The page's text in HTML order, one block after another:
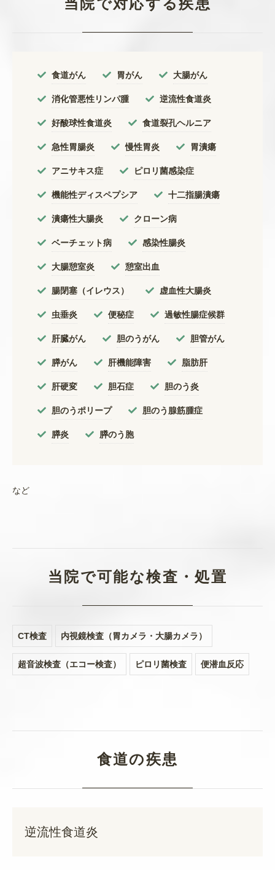
当院で対応する疾患
食道がん 胃がん 大腸がん
消化管悪性リンパ腫 逆流性食道炎
好酸球性食道炎 食道裂孔ヘルニア
急性胃腸炎 慢性胃炎 胃潰瘍
アニサキス症 ピロリ菌感染症
機能性ディスペプシア 十二指腸潰瘍
潰瘍性大腸炎 クローン病
ベーチェット病 感染性腸炎
大腸憩室炎 憩室出血
腸閉塞（イレウス） 虚血性大腸炎
虫垂炎 便秘症 過敏性腸症候群
肝臓がん 胆のうがん 胆管がん
膵がん 肝機能障害 脂肪肝
肝硬変 胆石症 胆のう炎
胆のうポリープ 胆のう腺筋腫症
膵炎 膵のう胞
など
当院で可能な検査・処置
CT検査 内視鏡検査（胃カメラ・大腸カメラ）
超音波検査（エコー検査） ピロリ菌検査 便潜血反応
食道の疾患
逆流性食道炎